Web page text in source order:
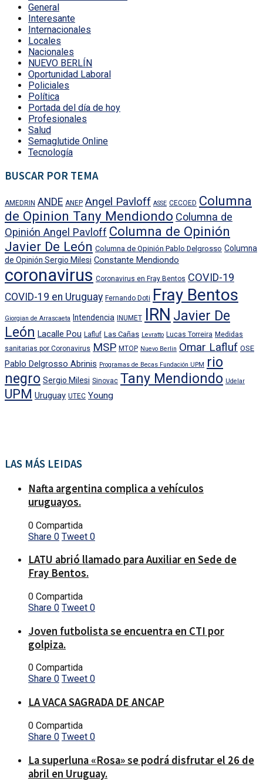
General
Interesante
Internacionales
Locales
Nacionales
NUEVO BERLÍN
Oportunidad Laboral
Policiales
Política
Portada del día de hoy
Profesionales
Salud
Semaglutide Online
Tecnología
BUSCAR POR TEMA
AMEDRIN ANDE ANEP Angel Pavloff ASSE CECOED Columna
de Opinion Tany Mendiondo Columna de
Opinión Angel Pavloff Columna de Opinión
Javier De León Columna de Opinión Pablo Delgrosso Columna
de Opinión Sergio Milesi Constante Mendiondo
coronavirus Coronavirus en Fray Bentos COVID-19
COVID-19 en Uruguay Fernando Doti Fray Bentos
Giorgian de Arrascaeta Intendencia INUMET IRN Javier De
León Lacalle Pou Lafluf Las Cañas Levratto Lucas Torreira Medidas
sanitarias por Coronavirus MSP MTOP Nuevo Berlin Omar Lafluf OSE
Pablo Delgrosso Abrinis Programas de Becas Fundación UPM
rio
negro Sergio Milesi Sinovac Tany Mendiondo Udelar
UPM Uruguay UTEC Young
LAS MÁS LEIDAS
Nafta argentina complica a vehículos
uruguayos.
0 Compartida
Share 0 Tweet 0
LATU abrió llamado para Auxiliar en Sede de
Fray Bentos.
0 Compartida
Share 0 Tweet 0
Joven futbolista se encuentra en CTI por
golpiza.
0 Compartida
Share 0 Tweet 0
LA VACA SAGRADA DE ANCAP
0 Compartida
Share 0 Tweet 0
La superluna «Rosa» se podrá disfrutar el 26 de
abril en Uruguay.